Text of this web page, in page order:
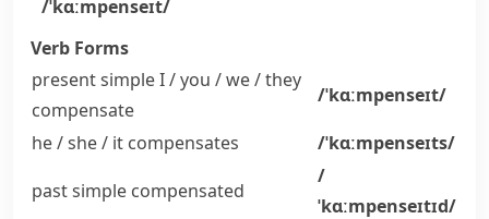
/ˈkɑːmpenseɪt/
Verb Forms
present simple I / you / we / they
compensate
/ˈkɑːmpenseɪt/
he / she / it compensates
/ˈkɑːmpenseɪts/
past simple compensated
/
ˈkɑːmpenseɪtɪd/